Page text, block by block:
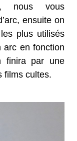
nous vous
ensuite on
les plus utilisés
arc en fonction
finira par une
films cultes.